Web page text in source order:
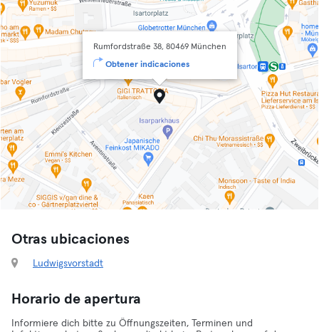
Rumfordstraße 38, 80469 München
Obtener indicaciones
Otras ubicaciones
Ludwigsvorstadt
Horario de apertura
Informiere dich bitte zu Öffnungszeiten, Terminen und